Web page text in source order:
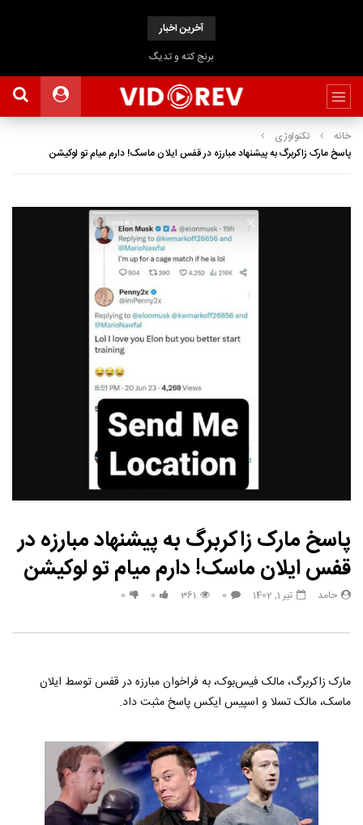
آخرین اخبار
برنج کته و تدیگ
خانه
تکنولوژی
پاسخ مارک زاکربرگ به پیشنهاد مبارزه در قفس ایلان ماسک! دارم میام تو لوکیشن
پاسخ مارک زاکربرگ به پیشنهاد مبارزه در
قفس ایلان ماسک! دارم میام تو لوکیشن
حامد تیر 1, 1402 0
361
0
0
مارک زاکربرگ، مالک فیس‌بوک، به فراخوان مبارزه در قفس توسط ایلان
ماسک، مالک تسلا و اسپیس ایکس پاسخ مثبت داد.